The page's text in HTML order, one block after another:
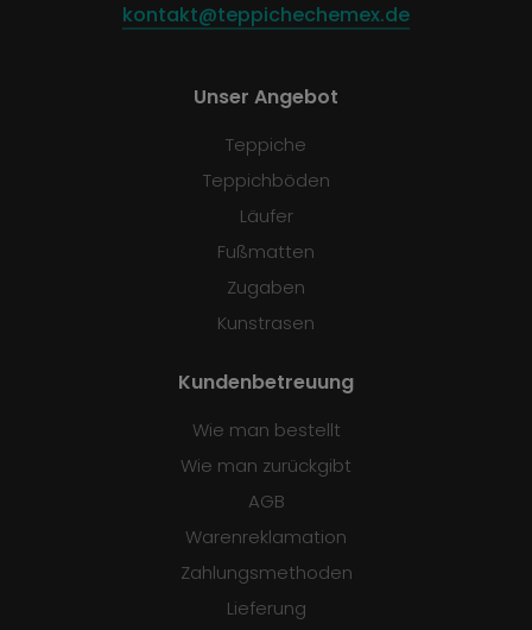
kontakt@teppichechemex.de
Unser Angebot
Teppiche
Teppichböden
Läufer
Fußmatten
Zugaben
Kunstrasen
Kundenbetreuung
Wie man bestellt
Wie man zurückgibt
AGB
Warenreklamation
Zahlungsmethoden
Lieferung